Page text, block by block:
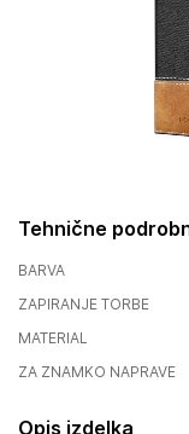
Tehnične
BARVA
ZAPIRANJE TORBE
MATERIAL
ZA ZNAMKO NAPRAVE
Opis izdelka